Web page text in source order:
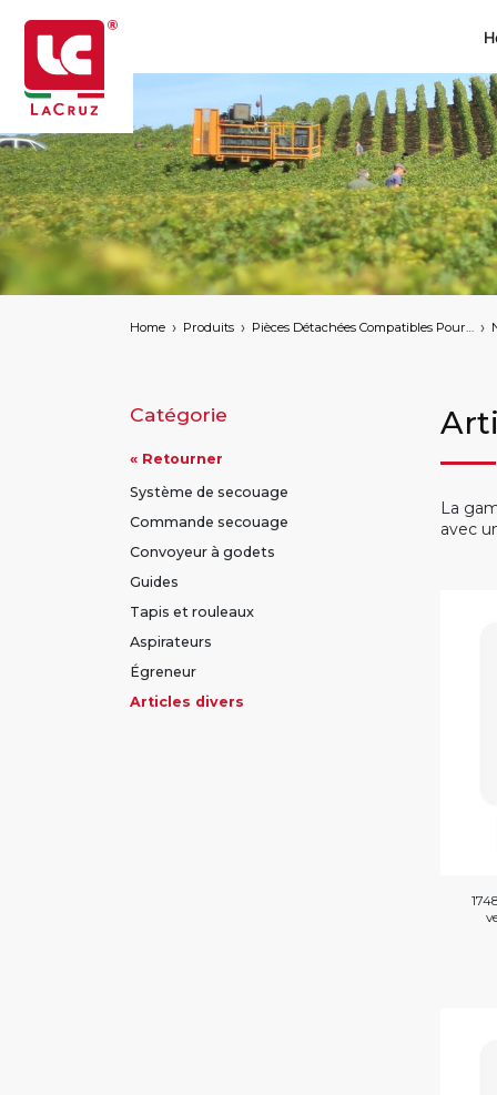
Home Produits Pièces Détachées Compatibles Pour Machines À Vendanger Des Marques Suivantes
Catégorie
« Retourner
Système de secouage
Commande secouage
Convoyeur à godets
Guides
Tapis et rouleaux
Aspirateurs
Égreneur
Articles divers
La
avec